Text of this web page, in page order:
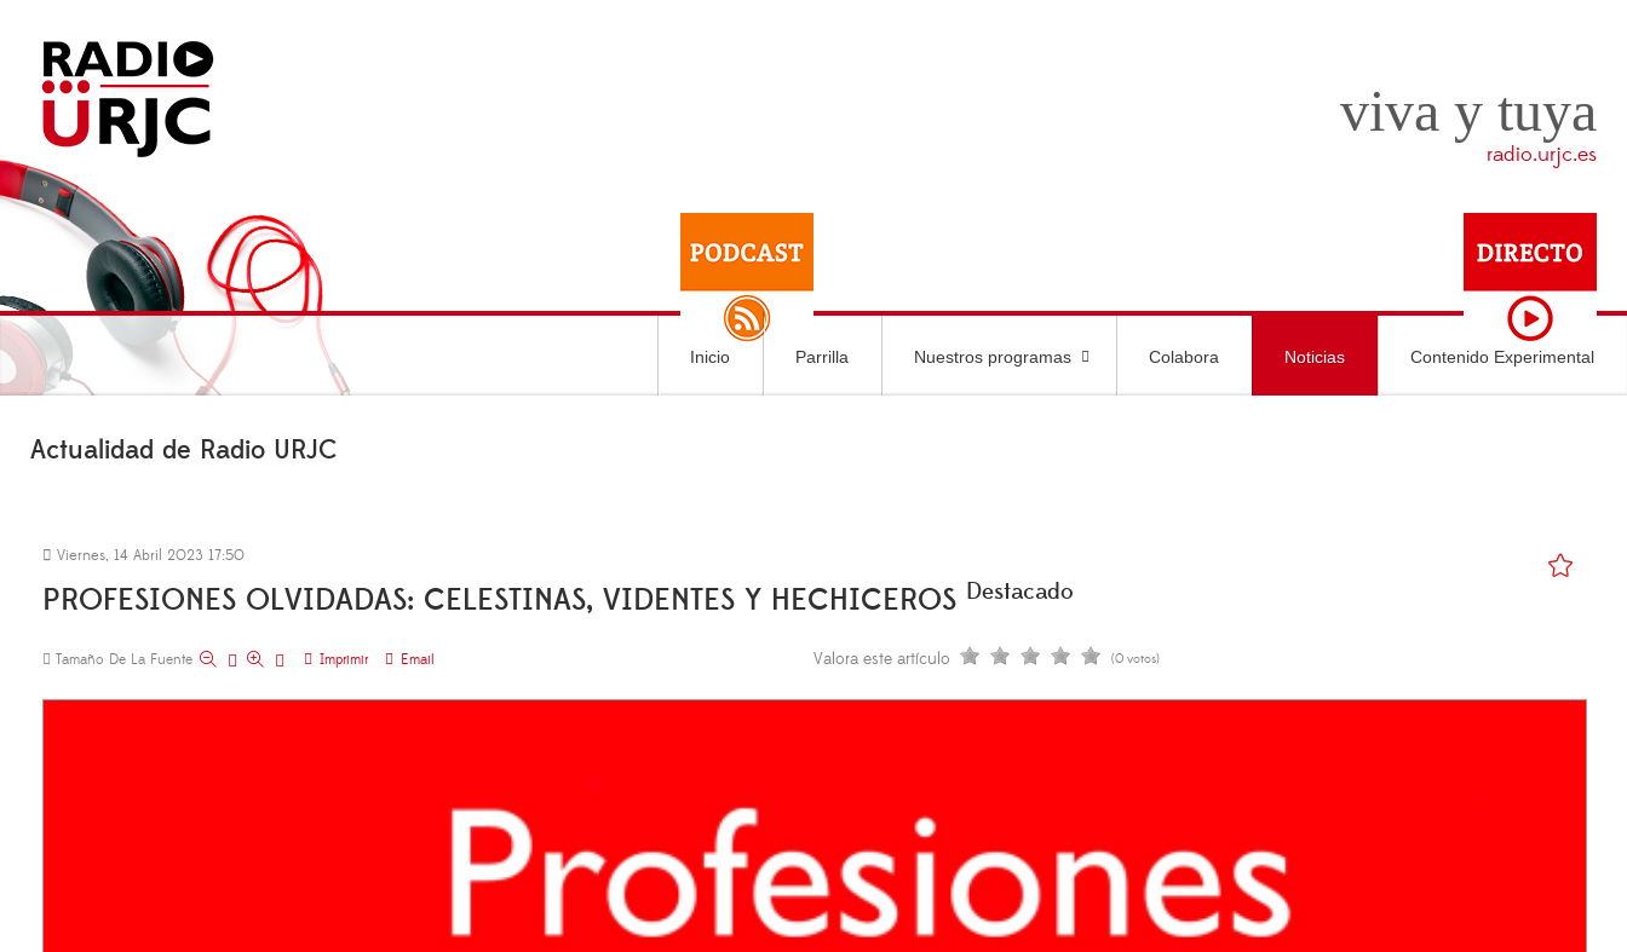
viva y tuya
radio.urjc.es
Inicio Parrilla Nuestros programas Colabora Noticias Contenido Experimental
Actualidad de Radio URJC
Viernes, 14 Abril 2023 17:50
PROFESIONES OLVIDADAS: CELESTINAS, VIDENTES Y HECHICEROS Destacado
Tamaño De La Fuente Imprimir Email Valora este artículo (0 votos)